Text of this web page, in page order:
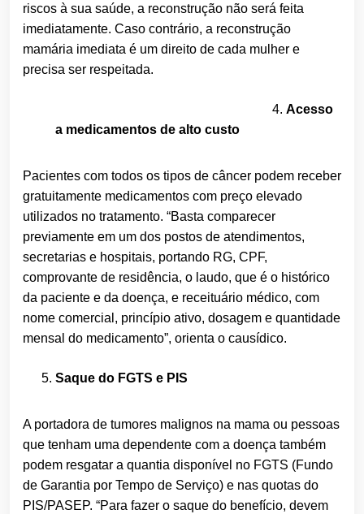
riscos à sua saúde, a reconstrução não será feita
imediatamente. Caso contrário, a reconstrução
mamária imediata é um direito de cada mulher e
precisa ser respeitada.
Acesso
a medicamentos de alto custo
Pacientes com todos os tipos de câncer podem receber
gratuitamente medicamentos com preço elevado
utilizados no tratamento. “Basta comparecer
previamente em um dos postos de atendimentos,
secretarias e hospitais, portando RG, CPF,
comprovante de residência, o laudo, que é o histórico
da paciente e da doença, e receituário médico, com
nome comercial, princípio ativo, dosagem e quantidade
mensal do medicamento”, orienta o causídico.
Saque do FGTS e PIS
A portadora de tumores malignos na mama ou pessoas
que tenham uma dependente com a doença também
podem resgatar a quantia disponível no FGTS (Fundo
de Garantia por Tempo de Serviço) e nas quotas do
PIS/PASEP. “Para fazer o saque do benefício, devem